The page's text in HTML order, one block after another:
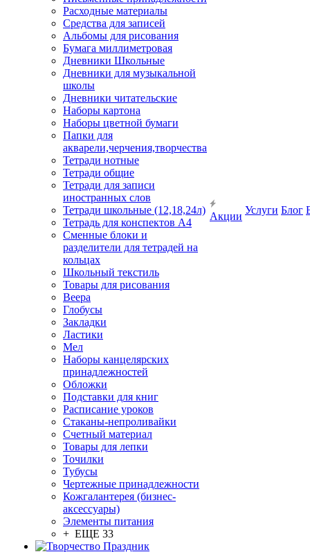
Расходные материалы
Средства для записей
Альбомы для рисования
Бумага миллиметровая
Дневники Школьные
Дневники для музыкальной
школы
Дневники читательские
Наборы картона
Наборы цветной бумаги
Папки для
акварели,черчения,творчества
Тетради нотные
Тетради общие
Тетради для записи
иностранных слов
Тетради школьные (12,18,24л)
Тетрадь для конспектов А4
Сменные блоки и
разделители для тетрадей на
кольцах
Школьный текстиль
Товары для рисования
Веера
Глобусы
Закладки
Ластики
Мел
Наборы канцелярских
принадлежностей
Обложки
Подставки для книг
Расписание уроков
Стаканы-непроливайки
Счетный материал
Товары для лепки
Точилки
Тубусы
Чертежные принадлежности
Кожгалантерея (бизнес-
аксессуары)
Элементы питания
+ ЕЩЕ 33
Акции
Услуги Блог